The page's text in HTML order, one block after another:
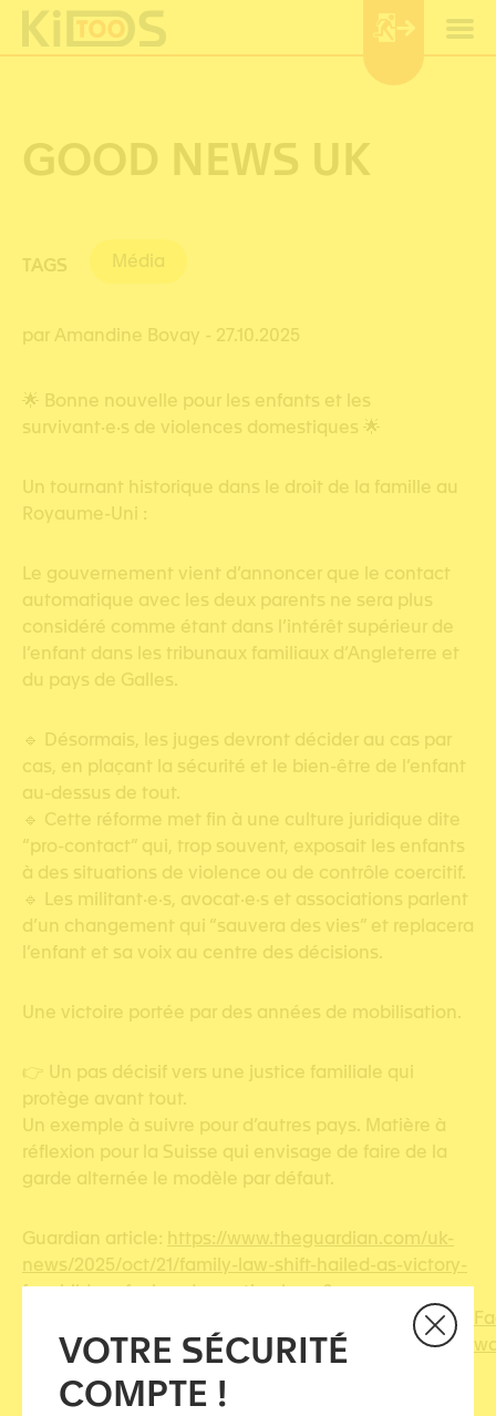
VOTRE SÉCURITÉ
COMPTE !
GOOD NEWS UK
TAGS Média
par Amandine Bovay - 27.10.2025
🌟 Bonne nouvelle pour les enfants et les
survivant·e·s de violences domestiques 🌟
Un tournant historique dans le droit de la famille au
Royaume-Uni :
Le gouvernement vient d’annoncer que le contact
automatique avec les deux parents ne sera plus
considéré comme étant dans l’intérêt supérieur de
l’enfant dans les tribunaux familiaux d’Angleterre et
du pays de Galles.
🔹 Désormais, les juges devront décider au cas par
cas, en plaçant la sécurité et le bien-être de l’enfant
au-dessus de tout.
🔹 Cette réforme met fin à une culture juridique dite
“pro-contact” qui, trop souvent, exposait les enfants
à des situations de violence ou de contrôle coercitif.
🔹 Les militant·e·s, avocat·e·s et associations parlent
d’un changement qui “sauvera des vies” et replacera
l’enfant et sa voix au centre des décisions.
Une victoire portée par des années de mobilisation.
👉 Un pas décisif vers une justice familiale qui
protège avant tout.
Un exemple à suivre pour d’autres pays. Matière à
réflexion pour la Suisse qui envisage de faire de la
garde alternée le modèle par défaut.
Guardian article: https://www.theguardian.com/uk-
news/2025/oct/21/family-law-shift-hailed-as-victory-
for-children-facing-domestic-abuse?
Panneau de gestion des cookies